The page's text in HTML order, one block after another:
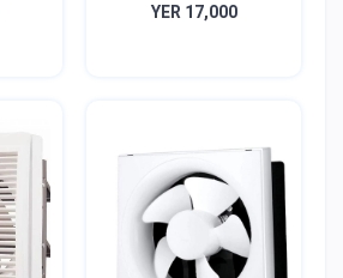
YER 17,000